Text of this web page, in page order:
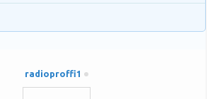
radioproffi1